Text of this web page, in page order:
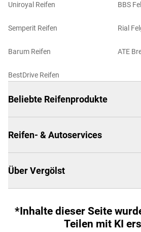
Uniroyal Reifen
Semperit Reifen
Barum Reifen
BestDrive Reifen
BBS
Rial
ATE
Beliebte Reifenprodukte
Reifen- & Autoservices
Über Vergölst
*Inhalte dieser Seite
Teilen mit KI